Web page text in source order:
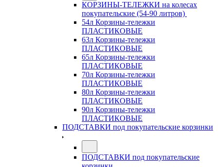
КОРЗИНЫ-ТЕЛЕЖКИ на колесах
покупательские (54-90 литров)
54л Корзины-тележки
ПЛАСТИКОВЫЕ
63л Корзины-тележки
ПЛАСТИКОВЫЕ
65л Корзины-тележки
ПЛАСТИКОВЫЕ
70л Корзины-тележки
ПЛАСТИКОВЫЕ
80л Корзины-тележки
ПЛАСТИКОВЫЕ
90л Корзины-тележки
ПЛАСТИКОВЫЕ
ПОДСТАВКИ под покупательские корзинки
ПОДСТАВКИ под покупательские